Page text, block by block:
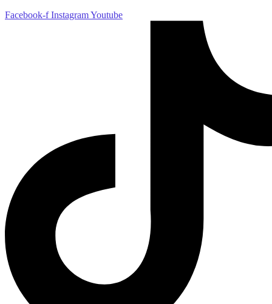
Facebook-f InstagramYoutube